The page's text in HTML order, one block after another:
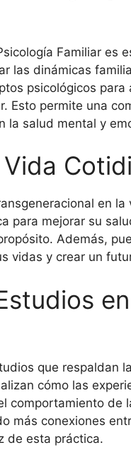
Familiar es
las dinámicas
psicológicos
Esto permite una
la salud mental y
en
para mejorar su
Además,
vidas y crear un
que respaldan
cómo las
comportamiento de
más conexiones
de esta práctica.